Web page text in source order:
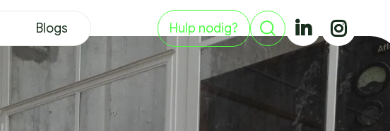
Blogs Hulp nodig?